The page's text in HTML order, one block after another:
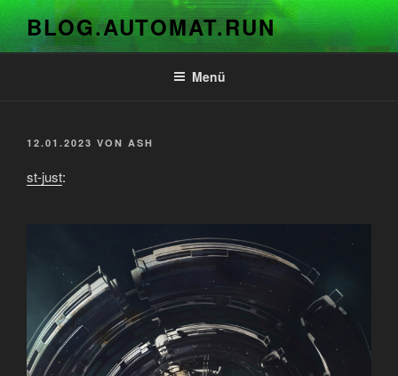
Zum
Inhalt
springen
BLOG.AUTOMAT.RUN
Menü
VERÖFFENTLICHT
12.01.2023 VON ASH
st-just: